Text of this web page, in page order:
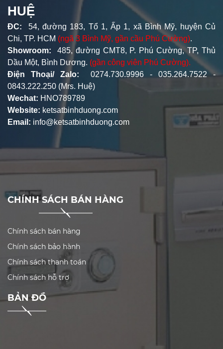
HUỆ
ĐC: 54, đường 183, Tổ 1, Ấp 1, xã Bình Mỹ, huyện Củ
Chi, TP. HCM (ngã 3 Bình Mỹ, gần cầu Phú Cường).
Showroom: 485, đường CMT8, P. Phú Cường, TP, Thủ
Dầu Một, Bình Dương. (gần công viên Phú Cường).
Điện Thoại/ Zalo: 0274.730.9996 - 035.264.7522 -
0843.222.250 (Mrs. Huệ)
Wechat: HNO789789
Website: ketsatbinhduong.com
Email: info@ketsatbinhduong.com
CHÍNH SÁCH BÁN HÀNG
Chính sách bán hàng
Chính sách bảo hành
Chính sách thanh toán
Chính sách hỗ trợ
BẢN ĐỒ